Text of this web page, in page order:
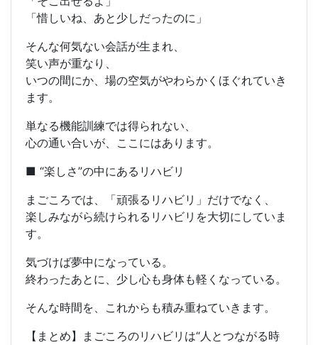
「惜しいね、あと少しだったのに」
そんな何気ない会話が生まれ、
笑い声が重なり、
いつの間にか、場の空気がやわらかくほぐれていき
ます。
単なる機能訓練では得られない、
心の通い合いが、ここにはあります。
■ “楽しさ”の中にあるリハビリ
まごころでは、「頑張るリハビリ」だけでなく、
楽しみながら続けられるリハビリ を大切にしていま
す。
気づけば夢中になっている。
終わったあとに、少し心も身体も軽くなっている。
そんな時間を、これからも積み重ねていきます。
【まとめ】まごころのリハビリは“人とつながる時